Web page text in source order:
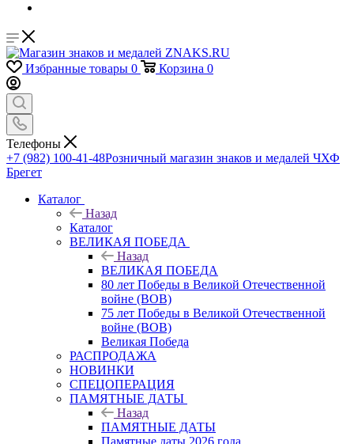
Избранные товары 0 Корзина 0
Телефоны
+7 (982) 100-41-48Розничный магазин знаков и медалей ЧХФ
Брегет
Каталог
Назад
Каталог
ВЕЛИКАЯ ПОБЕДА
Назад
ВЕЛИКАЯ ПОБЕДА
80 лет Победы в Великой Отечественной
войне (ВОВ)
75 лет Победы в Великой Отечественной
войне (ВОВ)
Великая Победа
РАСПРОДАЖА
НОВИНКИ
СПЕЦОПЕРАЦИЯ
ПАМЯТНЫЕ ДАТЫ
Назад
ПАМЯТНЫЕ ДАТЫ
Памятные даты 2026 года